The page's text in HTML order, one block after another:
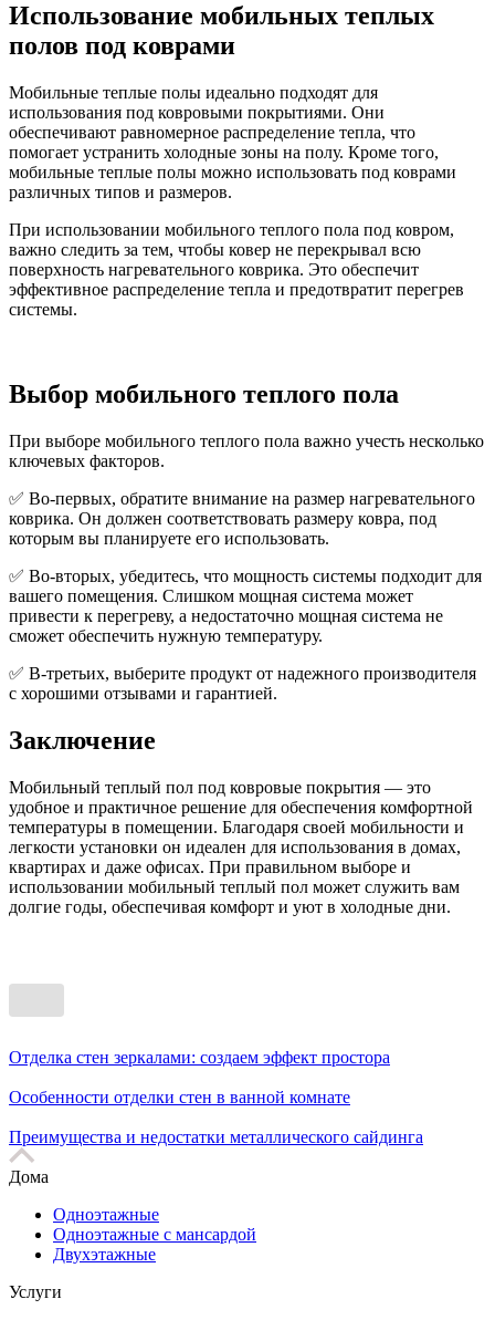
Использование мобильных теплых
полов под коврами
Мобильные теплые полы идеально подходят для
использования под ковровыми покрытиями. Они
обеспечивают равномерное распределение тепла, что
помогает устранить холодные зоны на полу. Кроме того,
мобильные теплые полы можно использовать под коврами
различных типов и размеров.
При использовании мобильного теплого пола под ковром,
важно следить за тем, чтобы ковер не перекрывал всю
поверхность нагревательного коврика. Это обеспечит
эффективное распределение тепла и предотвратит перегрев
системы.
Выбор мобильного теплого пола
При выборе мобильного теплого пола важно учесть несколько
ключевых факторов.
✅ Во-первых, обратите внимание на размер нагревательного
коврика. Он должен соответствовать размеру ковра, под
которым вы планируете его использовать.
✅ Во-вторых, убедитесь, что мощность системы подходит для
вашего помещения. Слишком мощная система может
привести к перегреву, а недостаточно мощная система не
сможет обеспечить нужную температуру.
✅ В-третьих, выберите продукт от надежного производителя
с хорошими отзывами и гарантией.
Заключение
Мобильный теплый пол под ковровые покрытия — это
удобное и практичное решение для обеспечения комфортной
температуры в помещении. Благодаря своей мобильности и
легкости установки он идеален для использования в домах,
квартирах и даже офисах. При правильном выборе и
использовании мобильный теплый пол может служить вам
долгие годы, обеспечивая комфорт и уют в холодные дни.
Отделка стен зеркалами: создаем эффект простора
Особенности отделки стен в ванной комнате
Преимущества и недостатки металлического сайдинга
Дома
Одноэтажные
Одноэтажные с мансардой
Двухэтажные
Услуги